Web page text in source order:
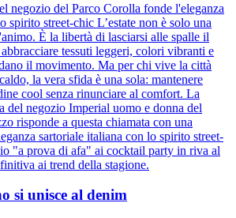
negozio del Parco Corolla fonde l'eleganza
spirito street-chic L’estate non è solo una
È la libertà di lasciarsi alle spalle il
tessuti leggeri, colori vibranti e
il movimento. Ma per chi vive la città
la vera sfida è una sola: mantenere
cool senza rinunciare al comfort. La
del negozio Imperial uomo e donna del
risponde a questa chiamata con una
sartoriale italiana con lo spirito street-
"a prova di afa" ai cocktail party in riva al
ai trend della stagione.
si unisce al denim